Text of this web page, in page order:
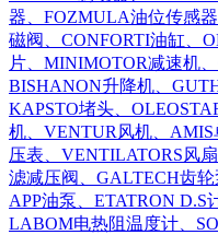
器、FOZMULA油位传感
磁阀、CONFORTI油缸、
片、MINIMOTOR减速机
BISHANON升降机、
KAPSTO堵头、
机、VENTUR风机、
压表、VENTILATORS风
滤减压阀、GALTECH齿
APP油泵、ETATRON D.S
LABOM电热阻温度计、